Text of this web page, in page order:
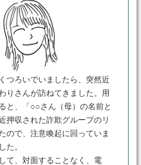
つろいでいましたら、突然近
りさんが訪ねてきました。用
と、「○○さん（母）の名前と
押収された詐欺グループのリ
ので、注意喚起に回っていま
た。
て、対面することなく、電